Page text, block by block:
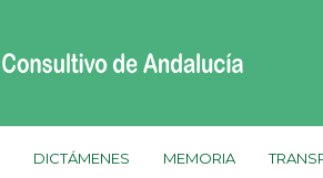
DICTÁMENES MEMORIA